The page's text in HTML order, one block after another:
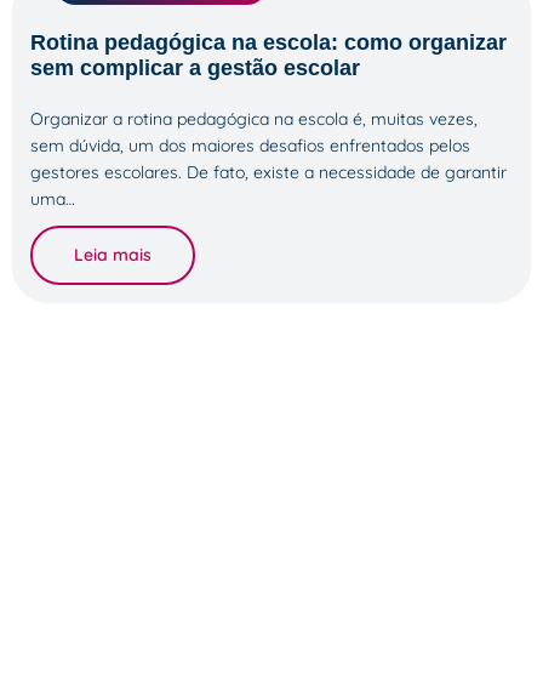
Rotina pedagógica na escola: como organizar
sem complicar a gestão escolar
Organizar a rotina pedagógica na escola é, muitas vezes,
sem dúvida, um dos maiores desafios enfrentados pelos
gestores escolares. De fato, existe a necessidade de garantir
uma…
Leia mais